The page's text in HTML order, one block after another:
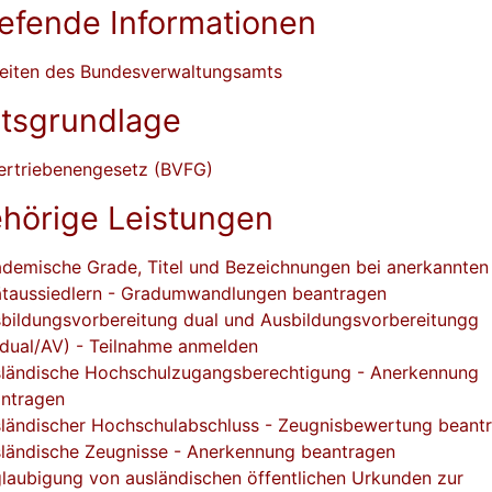
Informationen
des Bundesverwaltungsamts
(BVFG)
Leistungen
Grade, Titel und Bezeichnungen bei anerkannten
- Gradumwandlungen beantragen
dual und Ausbildungsvorbereitungg
AV) - Teilnahme anmelden
Hochschulzugangsberechtigung - Anerkennung
Hochschulabschluss - Zeugnisbewertung
Zeugnisse - Anerkennung beantragen
von ausländischen öffentlichen Urkunden zur